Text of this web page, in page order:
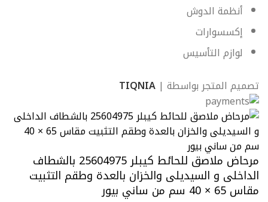
أنظمة الدوش
إكسسوارات
لوازم التأسيس
تصميم المتجر بواسطة | TIQNIA
مرحاض ملاصق للحائط كيبلر 25604975 بالشطاف
الداخلى و السيديلى والخزان بالعدة وطقم التثبيت
مقاس 65 × 40 سم من ساني بيور